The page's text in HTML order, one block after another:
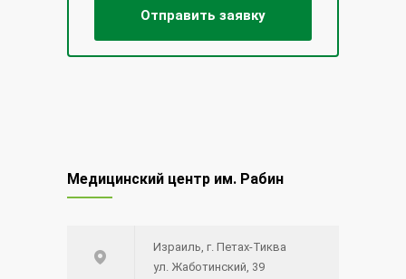
Медицинский центр им. Рабин
Израиль, г. Петах-Тиква
ул. Жаботинский, 39